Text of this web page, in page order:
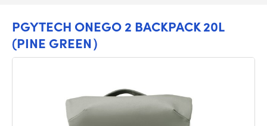
PGYTECH ONEGO 2 BACKPACK 20L
(PINE GREEN）